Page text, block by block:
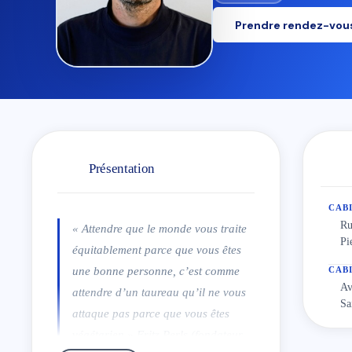
Prendre rendez-
Présentation
« Attendre que le monde vous traite
équitablement parce que vous êtes
une bonne personne, c’est comme
attendre d’un taureau qu’il ne vous
attaque pas parce que vous êtes